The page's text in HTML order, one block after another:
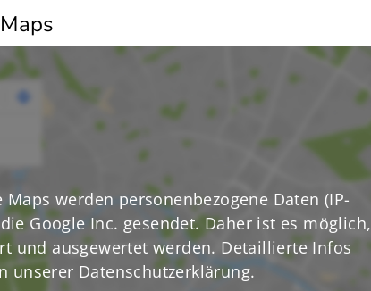
werden personenbezogene Daten (IP-
Google Inc. gesendet. Daher ist es möglich,
und ausgewertet werden. Detaillierte Infos
unserer Datenschutzerklärung.